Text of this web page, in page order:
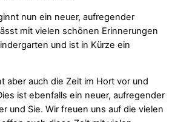
nun ein neuer, aufregender
mit vielen schönen Erinnerungen
und ist in Kürze ein
aber auch die Zeit im Hort vor und
ist ebenfalls ein neuer, aufregender
und Sie. Wir freuen uns auf die vielen